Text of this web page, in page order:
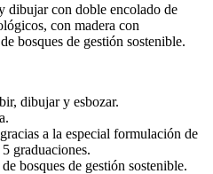
dibujar con doble encolado de
con madera con
bosques de gestión sostenible.
dibujar y esbozar.
a la especial formulación de
graduaciones.
bosques de gestión sostenible.